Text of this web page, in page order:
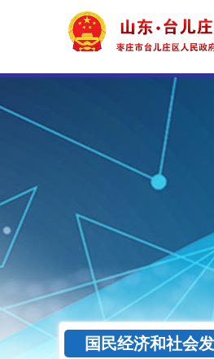
国民经济和社会